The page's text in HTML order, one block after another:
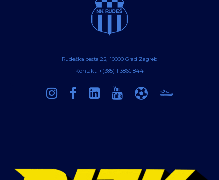
Rudeška cesta 25, 10000 Grad Zagreb
Kontakt: +(385) 1 3860 844